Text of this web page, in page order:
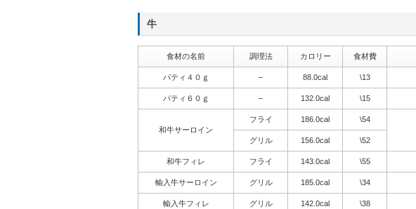
牛
食材の名前 調理法 カロリー 食材費
パティ４０ｇ – 88.0cal \13
パティ６０ｇ – 132.0cal \15
和牛サーロイン
フライ 186.0cal
\54
グリル
156.0cal \52
和牛フィレ フライ 143.0cal \55
輸入牛サーロイン グリル 185.0cal \34
輸入牛フィレ グリル 142.0cal \38